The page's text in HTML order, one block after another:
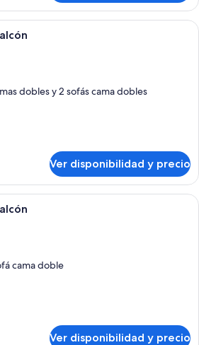
Una cocina moderna con
dobles y 2 sofás cama dobles
Ver disponibilidad y precio
Habitación de hotel con una mesa
cama doble
Ver disponibilidad y precio